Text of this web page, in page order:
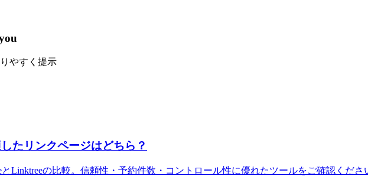
やすく提示
たリンクページはどちら？
Linktreeの比較。信頼性・予約件数・コントロール性に優れたツールをご確認くださ